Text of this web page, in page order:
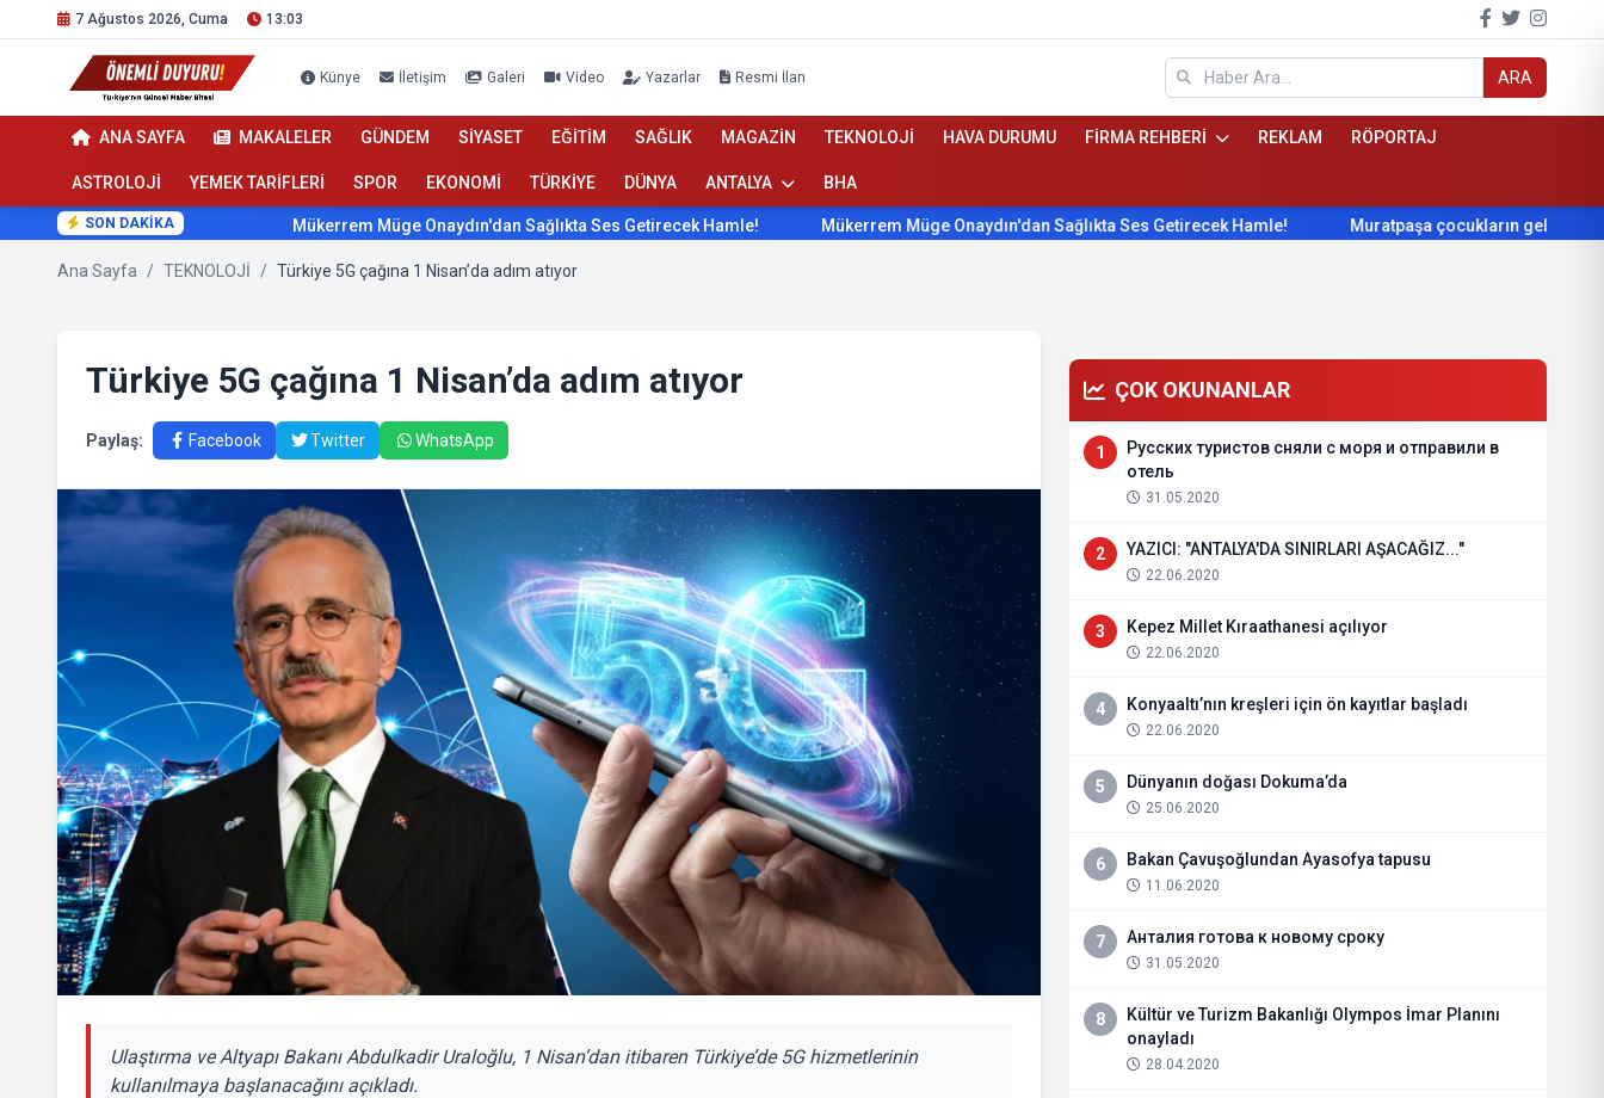
7 Ağustos 2026, Cuma 13:03
Künye İletişim Galeri Video Yazarlar Resmi İlan ARA
ANA SAYFA MAKALELER GÜNDEM SİYASET EĞİTİM SAĞLIK MAGAZİN TEKNOLOJİ HAVA DURUMU FİRMA REHBERİ REKLAM RÖPORTAJ
ASTROLOJİ YEMEK TARİFLERİ SPOR EKONOMİ TÜRKİYE DÜNYA ANTALYA BHA
SON DAKİKA Mükerrem Müge Onaydın'dan Sağlıkta Ses Getirecek Hamle! Mükerrem Müge Onaydın'dan Sağlıkta Ses Getirecek Hamle! Muratpaşa çocukların gelişimini
Ana Sayfa / TEKNOLOJİ / Türkiye 5G çağına 1 Nisan’da adım atıyor
Türkiye 5G çağına 1 Nisan’da adım atıyor
Paylaş: Facebook Twitter WhatsApp
Ulaştırma ve Altyapı Bakanı Abdulkadir Uraloğlu, 1 Nisan’dan itibaren Türkiye’de 5G hizmetlerinin
kullanılmaya başlanacağını açıkladı.
ÇOK OKUNANLAR
1
Русских туристов сняли с моря и отправили в
отель
31.05.2020
2 YAZICI: "ANTALYA'DA SINIRLARI AŞACAĞIZ..."
22.06.2020
3 Kepez Millet Kıraathanesi açılıyor
22.06.2020
4 Konyaaltı’nın kreşleri için ön kayıtlar başladı
22.06.2020
5 Dünyanın doğası Dokuma’da
25.06.2020
6 Bakan Çavuşoğlundan Ayasofya tapusu
11.06.2020
7 Анталия готова к новому сроку
31.05.2020
8
Kültür ve Turizm Bakanlığı Olympos İmar Planını
onayladı
28.04.2020